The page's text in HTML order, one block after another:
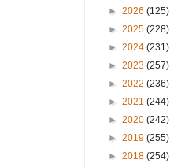
► 2026 (125)
► 2025 (228)
► 2024 (231)
► 2023 (257)
► 2022 (236)
► 2021 (244)
► 2020 (242)
► 2019 (255)
► 2018 (254)